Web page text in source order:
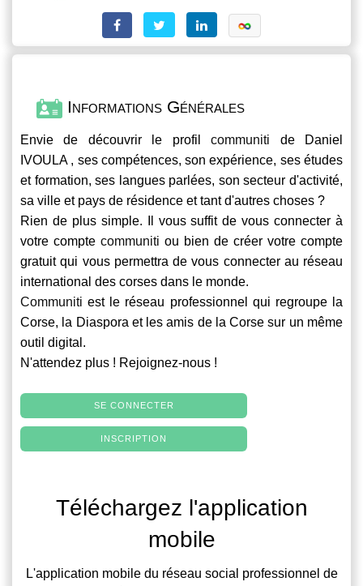
Informations Générales
Envie de découvrir le profilcommuniti de Daniel
IVOULA , ses compétences, son expérience, ses études
et formation, ses langues parlées, son secteur d'activité,
sa ville et pays de résidence et tant d'autres choses ?
Rien de plus simple. Il vous suffit de vous connecter à
votre compte communiti ou bien de créer votre compte
gratuit qui vous permettra de vous connecter au réseau
international des corses dans le monde.
Communiti est le réseau professionnel qui regroupe la
Corse, la Diaspora et les amis de la Corse sur un même
outil digital.
N'attendez plus ! Rejoignez-nous !
SE CONNECTER
INSCRIPTION
Téléchargez l'application
mobile
L'application mobile du réseau social professionnel de